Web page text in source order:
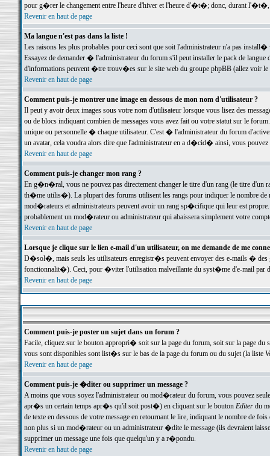
pour g�rer le changement entre l'heure d'hiver et l'heure d'�t�; donc, durant
Revenir en haut de page
Ma langue n'est pas dans la liste !
Les raisons les plus probables pour ceci sont que soit l'administrateur n'a pas
Essayez de demander � l'administrateur du forum s'il peut installer le pack de
d'informations peuvent �tre trouv�es sur le site web du groupe phpBB (allez voir le
Revenir en haut de page
Comment puis-je montrer une image en dessous de mon nom d'utilisateur ?
Il peut y avoir deux images sous votre nom d'utilisateur lorsque vous lisez des
ou de blocs indiquant combien de messages vous avez fait ou votre statut sur le
unique ou personnelle � chaque utilisateur. C'est � l'administrateur du forum
un avatar, cela voudra alors dire que l'administrateur en a d�cid� ainsi, vous
Revenir en haut de page
Comment puis-je changer mon rang ?
En g�n�ral, vous ne pouvez pas directement changer le titre d'un rang (le titre d'un
th�me utilis�). La plupart des forums utilisent les rangs pour indiquer le nombre de
mod�rateurs et administrateurs peuvent avoir un rang sp�cifique qui leur est
probablement un mod�rateur ou administrateur qui abaissera simplement votre
Revenir en haut de page
Lorsque je clique sur le lien e-mail d'un utilisateur, on me demande de me
D�sol�, mais seuls les utilisateurs enregistr�s peuvent envoyer des e-mails �
fonctionnalit�). Ceci, pour �viter l'utilisation malveillante du syst�me d'e-mail par
Revenir en haut de page
Comment puis-je poster un sujet dans un forum ?
Facile, cliquez sur le bouton appropri� soit sur la page du forum, soit sur la page du
vous sont disponibles sont list�s sur le bas de la page du forum ou du sujet (la liste
Revenir en haut de page
Comment puis-je �diter ou supprimer un message ?
A moins que vous soyez l'administrateur ou mod�rateur du forum, vous pouvez
apr�s un certain temps apr�s qu'il soit post�) en cliquant sur le bouton Editerdu
de texte en dessous de votre message en retournant le lire, indiquant le nombre
non plus si un mod�rateur ou un administrateur �dite le message (ils devraient
supprimer un message une fois que quelqu'un y a r�pondu.
Revenir en haut de page